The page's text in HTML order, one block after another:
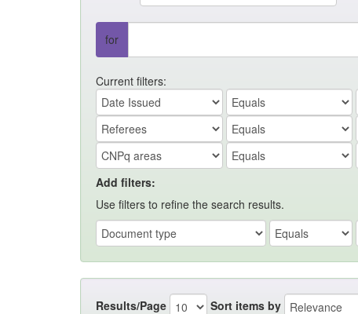
for
Current filters:
Add filters:
Use filters to refine the search results.
Results/Page Sort items by